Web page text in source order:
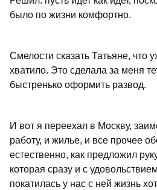
было по жизни комфортно.
Смелости сказать Татьяне, что
хватило. Это сделала за меня
быстренько оформить развод.
И вот я переехал в Москву,
работу, и жилье, и все прочее
естественно, как предложил
которая сразу и с
покатилась у нас с ней жизнь